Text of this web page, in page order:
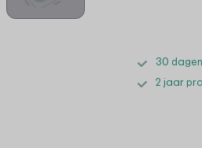
30
2 jaar